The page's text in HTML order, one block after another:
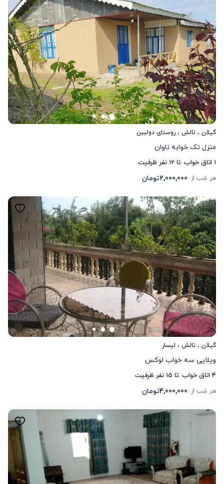
گیلان ، تالش ، روستای دولبین
منزل تک خوابه ناوان
1 اتاق خواب .تا 12 نفر ظرفیت
هر شب از :2,000,000تومان
گیلان ، تالش ، لیسار
ویلایی سه خواب لوکس
4 اتاق خواب .تا 15 نفر ظرفیت
هر شب از :4,000,000تومان